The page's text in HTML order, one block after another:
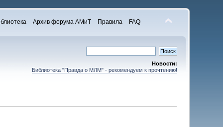
Архив форума АМиТ Правила FAQ
Новости:
Библиотека "Правда о МЛМ" - рекомендуем к прочтению!